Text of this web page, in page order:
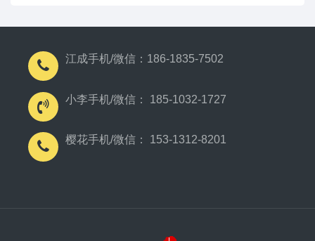
江成手机/微信：186-1835-7502
小李手机/微信： 185-1032-1727
樱花手机/微信： 153-1312-8201